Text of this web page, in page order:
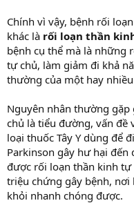
Chính vì vậy, bệnh rối
khác là rối loạn thần
bệnh cụ thể mà là những
tự chủ, làm giảm đi khả
thường của một hay
Nguyên nhân thường
chủ là tiểu đường, vấn đề
loại thuốc Tây Y dùng để
Parkinson gây hư hại
được rối loạn thần kinh
triệu chứng gây bệnh,
khỏi nhanh chóng được.